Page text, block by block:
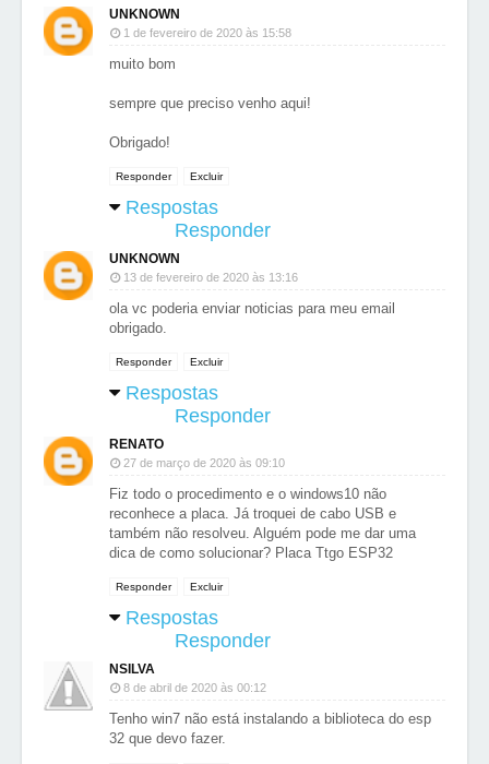
UNKNOWN
1 de fevereiro de 2020 às 15:58
muito bom
sempre que preciso venho aqui!
Obrigado!
Responder Excluir
Respostas
Responder
UNKNOWN
13 de fevereiro de 2020 às 13:16
ola vc poderia enviar noticias para meu email
obrigado.
Responder Excluir
Respostas
Responder
RENATO
27 de março de 2020 às 09:10
Fiz todo o procedimento e o windows10 não
reconhece a placa. Já troquei de cabo USB e
também não resolveu. Alguém pode me dar uma
dica de como solucionar? Placa Ttgo ESP32
Responder Excluir
Respostas
Responder
NSILVA
8 de abril de 2020 às 00:12
Tenho win7 não está instalando a biblioteca do esp
32 que devo fazer.